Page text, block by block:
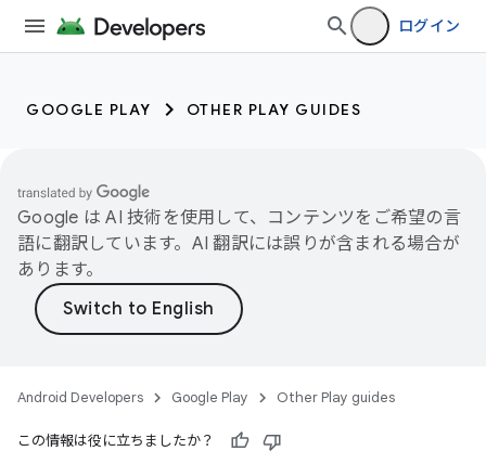
ログイン
GOOGLE PLAY OTHER PLAY GUIDES
Google は AI 技術を使用して、コンテンツをご希望の言
語に翻訳しています。AI 翻訳には誤りが含まれる場合が
あります。
Android Developers Google Play Other Play guides
この情報は役に立ちましたか？